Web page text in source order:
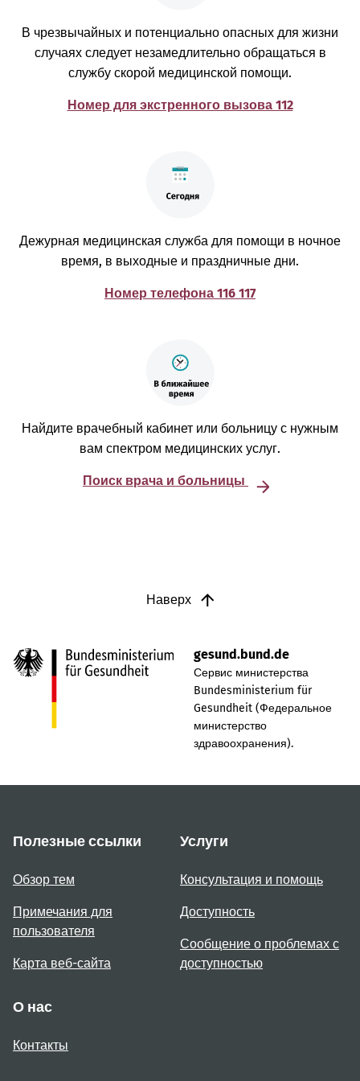
В чрезвычайных и потенциально опасных для жизни
случаях следует незамедлительно обращаться в
службу скорой медицинской помощи.
Номер для экстренного вызова 112
Дежурная медицинская служба для помощи в ночное
время, в выходные и праздничные дни.
Номер телефона 116 117
Найдите врачебный кабинет или больницу с нужным
вам спектром медицинских услуг.
Поиск врача и больницы
Наверх
gesund.bund.de
Сервис министерства
Bundesministerium für
Gesundheit (Федеральное
министерство
здравоохранения).
Полезные ссылки
Обзор тем
Примечания для
пользователя
Карта веб-сайта
Услуги
Консультация и помощь
Доступность
Сообщение о проблемах с
доступностью
О нас
Контакты